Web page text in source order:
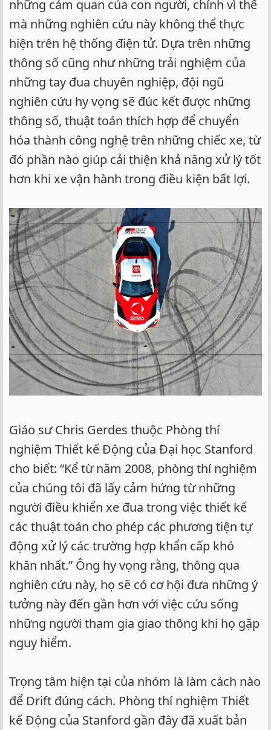
những cảm quan của con người, chính vì thế
mà những nghiên cứu này không thể thực
hiện trên hệ thống điện tử. Dựa trên những
thông số cũng như những trải nghiệm của
những tay đua chuyên nghiệp, đội ngũ
nghiên cứu hy vọng sẽ đúc kết được những
thông số, thuật toán thích hợp để chuyển
hóa thành công nghệ trên những chiếc xe, từ
đó phần nào giúp cải thiện khả năng xử lý tốt
hơn khi xe vận hành trong điều kiện bất lợi.
Giáo sư Chris Gerdes thuộc Phòng thí
nghiệm Thiết kế Động của Đại học Stanford
cho biết: “Kể từ năm 2008, phòng thí nghiệm
của chúng tôi đã lấy cảm hứng từ những
người điều khiển xe đua trong việc thiết kế
các thuật toán cho phép các phương tiện tự
động xử lý các trường hợp khẩn cấp khó
khăn nhất.” Ông hy vọng rằng, thông qua
nghiên cứu này, họ sẽ có cơ hội đưa những ý
tưởng này đến gần hơn với việc cứu sống
những người tham gia giao thông khi họ gặp
nguy hiểm.
Trọng tâm hiện tại của nhóm là làm cách nào
để Drift đúng cách. Phòng thí nghiệm Thiết
kế Động của Stanford gần đây đã xuất bản